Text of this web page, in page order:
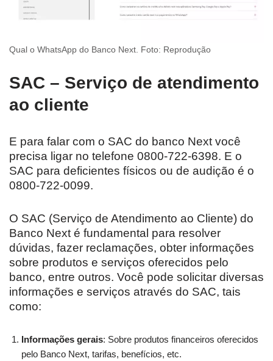
Qual o WhatsApp do Banco Next. Foto: Reprodução
SAC – Serviço de atendimento
ao cliente
E para falar com o SAC do banco Next você
precisa ligar no telefone 0800-722-6398. E o
SAC para deficientes físicos ou de audição é o
0800-722-0099.
O SAC (Serviço de Atendimento ao Cliente) do
Banco Next é fundamental para resolver
dúvidas, fazer reclamações, obter informações
sobre produtos e serviços oferecidos pelo
banco, entre outros. Você pode solicitar diversas
informações e serviços através do SAC, tais
como:
Informações gerais: Sobre produtos financeiros oferecidos
pelo Banco Next, tarifas, benefícios, etc.